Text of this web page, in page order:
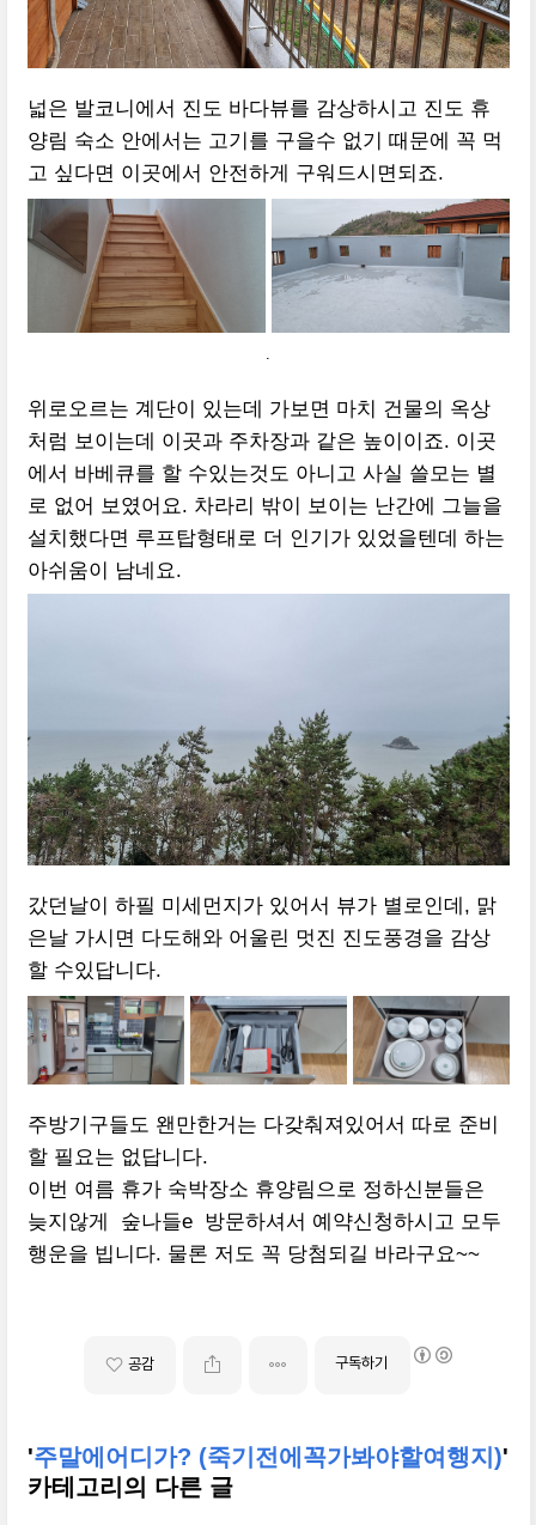
넓은 발코니에서 진도 바다뷰를 감상하시고 진도 휴
양림 숙소 안에서는 고기를 구을수 없기 때문에 꼭 먹
고 싶다면 이곳에서 안전하게 구워드시면되죠.
.
위로오르는 계단이 있는데 가보면 마치 건물의 옥상
처럼 보이는데 이곳과 주차장과 같은 높이이죠. 이곳
에서 바베큐를 할 수있는것도 아니고 사실 쓸모는 별
로 없어 보였어요. 차라리 밖이 보이는 난간에 그늘을
설치했다면 루프탑형태로 더 인기가 있었을텐데 하는
아쉬움이 남네요.
갔던날이 하필 미세먼지가 있어서 뷰가 별로인데, 맑
은날 가시면 다도해와 어울린 멋진 진도풍경을 감상
할 수있답니다.
주방기구들도 왠만한거는 다갖춰져있어서 따로 준비
할 필요는 없답니다.
이번 여름 휴가 숙박장소 휴양림으로 정하신분들은
늦지않게 숲나들e 방문하셔서 예약신청하시고 모두
행운을 빕니다. 물론 저도 꼭 당첨되길 바라구요~~
공감 구독하기
'주말에어디가? (죽기전에꼭가봐야할여행지)'
카테고리의 다른 글